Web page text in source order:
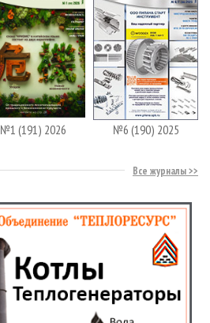
№1 (191) 2026 №6 (190) 2025
Все журналы